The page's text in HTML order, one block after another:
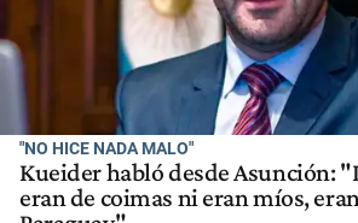
"NO HICE NADA MALO"
Kueider habló desde Asunción:
eran de coimas ni eran míos,